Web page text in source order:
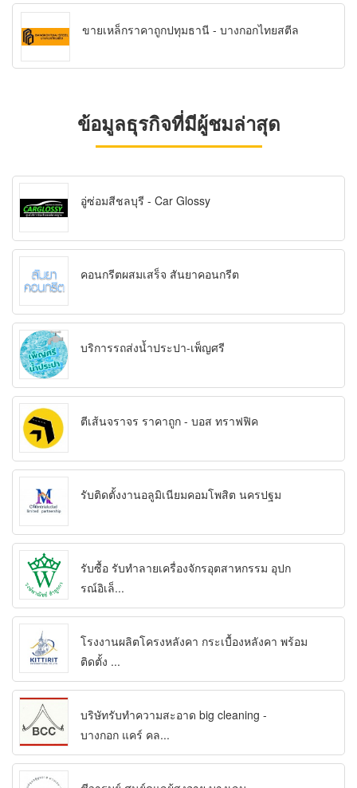
ขายเหล็กราคาถูกปทุมธานี - บางกอกไทยสตีล
ข้อมูลธุรกิจที่มีผู้ชมล่าสุด
อู่ซ่อมสีชลบุรี - Car Glossy
คอนกรีตผสมเสร็จ สันยาคอนกรีต
บริการรถส่งน้ำประปา-เพ็ญศรี
ตีเส้นจราจร ราคาถูก - บอส ทราฟฟิค
รับติดตั้งงานอลูมิเนียมคอมโพสิต นครปฐม
รับซื้อ รับทำลายเครื่องจักรอุตสาหกรรม อุปก
รณ์อิเล็...
โรงงานผลิตโครงหลังคา กระเบื้องหลังคา พร้อม
ติดตั้ง ...
บริษัทรับทำความสะอาด big cleaning -
บางกอก แคร์ คล...